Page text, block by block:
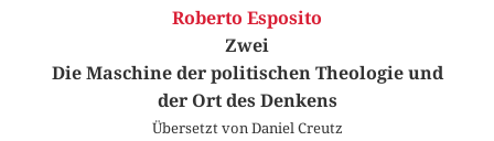
Roberto Esposito
Zwei
Die Maschine der politischen Theologie und
der Ort des Denkens
Übersetzt von Daniel Creutz